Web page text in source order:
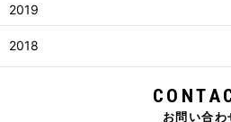
2019
2018
お問い合わ